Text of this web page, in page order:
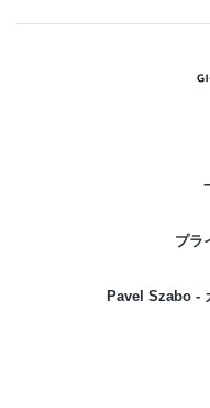
プラ
Pavel Szabo -